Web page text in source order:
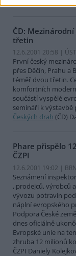
ČD:
třetin
12.6.2001 20:58 |
První český
přes Děčín, Prahu a
téměř dvou třetin.
komfortních
součástí vyspělé
semináři k
Českých drah (ČD)
Phare přispělo
ČZPI
12.6.2001 19:02 |
Seznámení
, prodejců, výrobců
vývozu potravin
náplní evropského
Podpora České
dnes oficiálně
Evropské unie na
zhruba 12 milionů
ČZPI Daniely